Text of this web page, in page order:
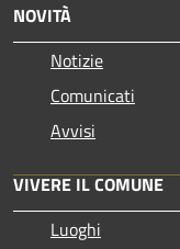
NOVITÀ
Notizie
Comunicati
Avvisi
VIVERE IL COMUNE
Luoghi